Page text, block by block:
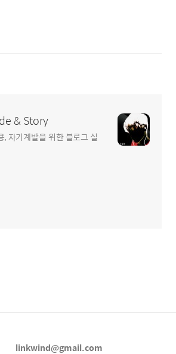
& Story
자기계발을 위한 블로그 실
linkwind@gmail.com